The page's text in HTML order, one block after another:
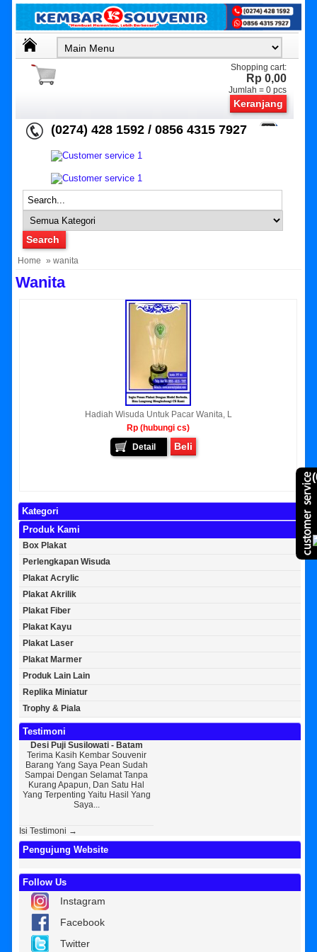
Shopping cart:
Rp 0,00
Jumlah =0 pcs
Keranjang
(0274) 428 1592 / 0856 4315 7927
Home » wanita
Wanita
Hadiah Wisuda Untuk Pacar Wanita, L
Rp (hubungi cs)
Detail
Beli
Kategori
Produk Kami
Box Plakat
Perlengkapan Wisuda
Plakat Acrylic
Plakat Akrilik
Plakat Fiber
Plakat Kayu
Plakat Laser
Plakat Marmer
Produk Lain Lain
Replika Miniatur
Trophy & Piala
Testimoni
Desi Puji Susilowati - Batam
Terima Kasih Kembar Souvenir
Barang Yang Saya Pean Sudah
Sampai Dengan Selamat Tanpa
Kurang Apapun, Dan Satu Hal
Yang Terpenting Yaitu Hasil Yang
Saya...
Isi Testimoni →
Pengujung Website
Follow Us
Instagram
Facebook
Twitter